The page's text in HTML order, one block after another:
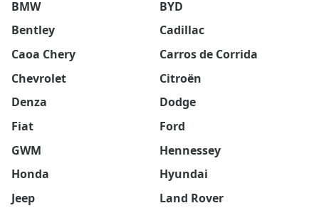
BMW
BYD
Bentley
Cadillac
Caoa Chery
Carros de Corrida
Chevrolet
Citroën
Denza
Dodge
Fiat
Ford
GWM
Hennessey
Honda
Hyundai
Jeep
Land Rover